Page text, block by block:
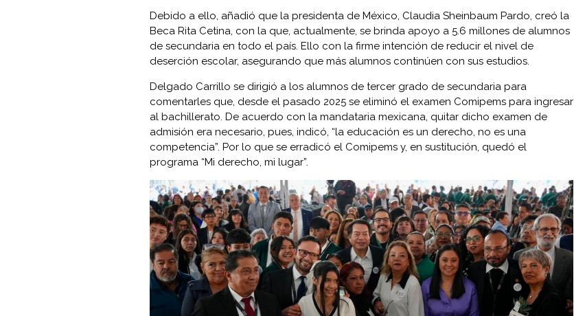
Debido a ello, añadió que la presidenta de México, Claudia Sheinbaum Pardo, creó la
Beca Rita Cetina, con la que, actualmente, se brinda apoyo a 5.6 millones de alumnos
de secundaria en todo el país. Ello con la firme intención de reducir el nivel de
deserción escolar, asegurando que más alumnos continúen con sus estudios.
Delgado Carrillo se dirigió a los alumnos de tercer grado de secundaria para
comentarles que, desde el pasado 2025 se eliminó el examen Comipems para ingresar
al bachillerato. De acuerdo con la mandataria mexicana, quitar dicho examen de
admisión era necesario, pues, indicó, “la educación es un derecho, no es una
competencia”. Por lo que se erradicó el Comipems y, en sustitución, quedó el
programa “Mi derecho, mi lugar”.